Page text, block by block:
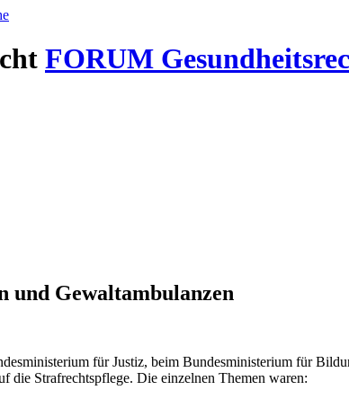
FORUM
und Gewaltambulanzen
für Justiz, beim Bundesministerium für
die Strafrechtspflege. Die einzelnen Themen waren: